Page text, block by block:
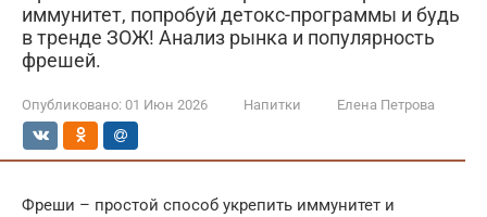
иммунитет, попробуй детокс-программы и будь
в тренде ЗОЖ! Анализ рынка и популярность
фрешей.
Опубликовано: 01 Июн 2026 Напитки Елена Петрова
Фреши – простой способ укрепить иммунитет и